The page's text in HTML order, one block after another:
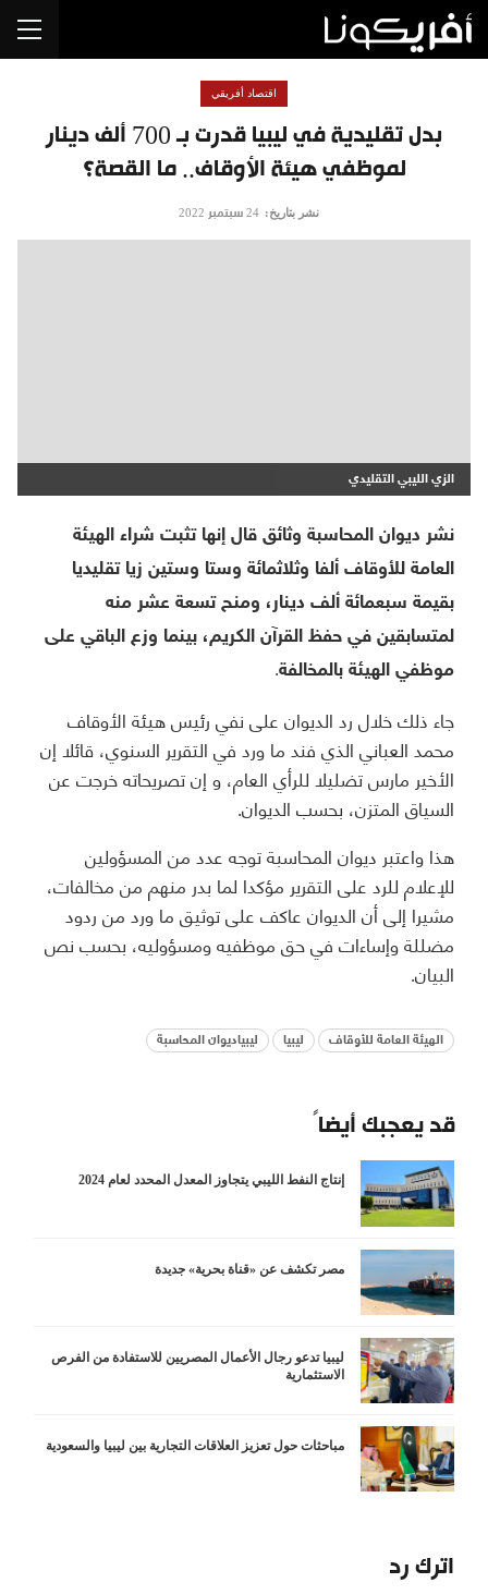
بدل تقليدية في ليبيا قدرت بـ 700 ألف دينار
لموظفي هيئة الأوقاف.. ما القصة؟
اقتصاد أفريقي
نشر بتاريخ: 24 سبتمبر 2022
الزي الليبي التقليدي
نشر ديوان المحاسبة وثائق قال إنها تثبت شراء الهيئة
العامة للأوقاف ألفا وثلاثمائة وستا وستين زيا تقليديا
بقيمة سبعمائة ألف دينار، ومنح تسعة عشر منه
لمتسابقين في حفظ القرآن الكريم، بينما وزع الباقي على
موظفي الهيئة بالمخالفة.
جاء ذلك خلال رد الديوان على نفي رئيس هيئة الأوقاف
محمد العباني الذي فند ما ورد في التقرير السنوي، قائلا إن
الأخير مارس تضليلا للرأي العام، و إن تصريحاته خرجت عن
السياق المتزن، بحسب الديوان.
هذا واعتبر ديوان المحاسبة توجه عدد من المسؤولين
للإعلام للرد على التقرير مؤكدا لما بدر منهم من مخالفات،
مشيرا إلى أن الديوان عاكف على توثيق ما ورد من ردود
مضللة وإساءات في حق موظفيه ومسؤوليه، بحسب نص
البيان.
الهيئة العامة للأوقاف ليبيا ليبياديوان المحاسبة
قد يعجبك أيضاً
إنتاج النفط الليبي يتجاوز المعدل المحدد لعام 2024
مصر تكشف عن «قناة بحرية» جديدة
ليبيا تدعو رجال الأعمال المصريين للاستفادة من الفرص
الاستثمارية
مباحثات حول تعزيز العلاقات التجارية بين ليبيا والسعودية
اترك رد